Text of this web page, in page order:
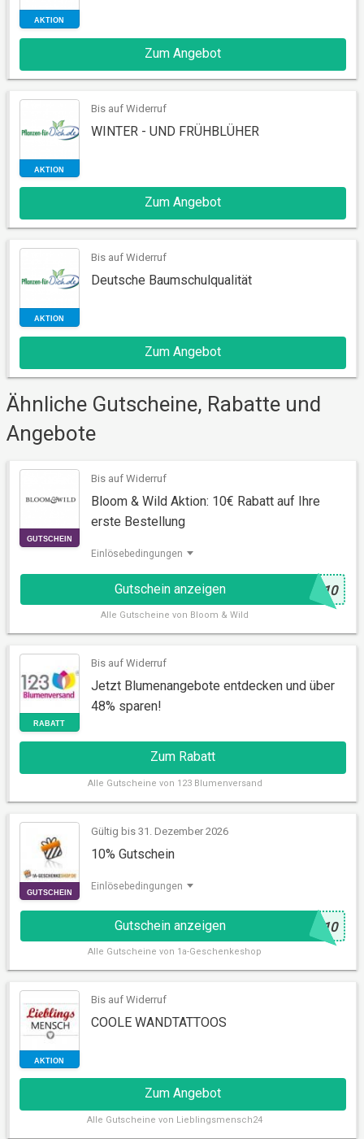
AKTION
Zum Angebot
Bis auf Widerruf
WINTER - UND FRÜHBLÜHER
Zum Angebot
AKTION
Bis auf Widerruf
Deutsche Baumschulqualität
Zum Angebot
Ähnliche Gutscheine, Rabatte und
Angebote
GUTSCHEIN
Bis auf Widerruf
Bloom & Wild Aktion: 10€ Rabatt auf Ihre
erste Bestellung
Einlösebedingungen
Gutschein anzeigen @ D10
Alle Gutscheine von Bloom & Wild
RABATT
Bis auf Widerruf
Jetzt Blumenangebote entdecken und über
48% sparen!
Zum Rabatt
Alle Gutscheine von 123 Blumenversand
GUTSCHEIN
Gültig bis 31. Dezember 2026
10% Gutschein
Einlösebedingungen
Gutschein anzeigen @ -10
Alle Gutscheine von 1a-Geschenkeshop
Bis auf Widerruf
COOLE WANDTATTOOS
Zum Angebot
Alle Gutscheine von Lieblingsmensch24